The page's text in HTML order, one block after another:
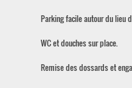
Parking facile autour du lieu
WC et douches sur place.
Remise des dossards et